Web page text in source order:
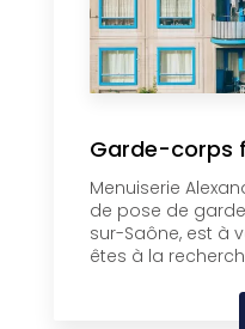
Garde-corps
Menuiserie
de pose de
sur-Saône, est à
êtes à la